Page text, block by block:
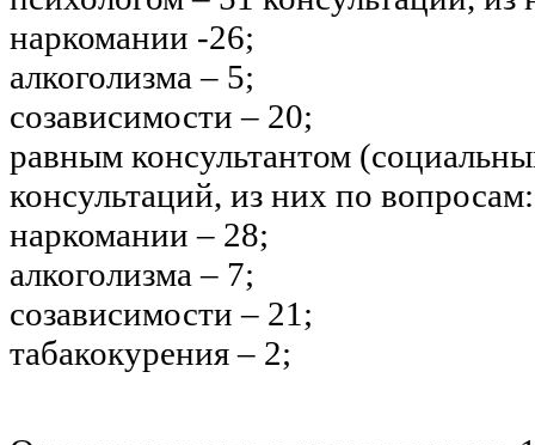
наркомании -26;
алкоголизма – 5;
созависимости – 20;
равным консультантом
консультаций, из них по вопросам:
наркомании – 28;
алкоголизма – 7;
созависимости – 21;
табакокурения – 2;